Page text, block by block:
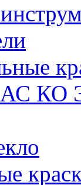
АС КО